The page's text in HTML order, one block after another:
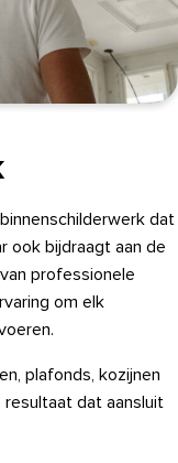
dat
ook bijdraagt aan de
professionele
om elk
plafonds, kozijnen
dat aansluit